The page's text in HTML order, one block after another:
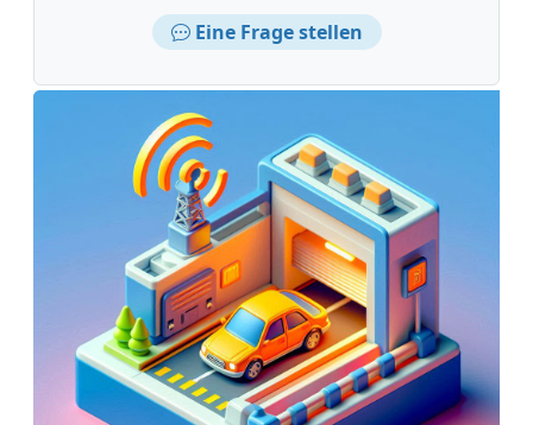
Eine Frage stellen